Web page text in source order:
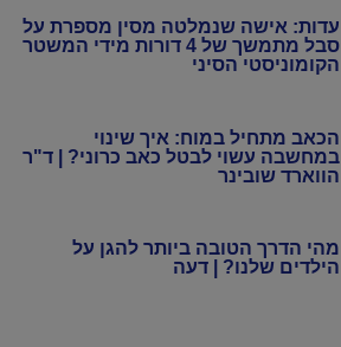
עדות: אישה שנמלטה מסין מספרת על
סבל מתמשך של 4 דורות מידי המשטר
הקומוניסטי הסיני
הכאב מתחיל במוח: איך שינוי
במחשבה עשוי לבטל כאב כרוני? | ד"ר
הווארד שובינר
מהי הדרך הטובה ביותר להגן על
הילדים שלנו? | דעה